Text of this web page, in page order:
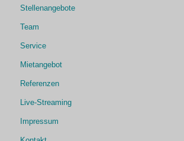
Stellenangebote
Team
Service
Mietangebot
Referenzen
Live-Streaming
Impressum